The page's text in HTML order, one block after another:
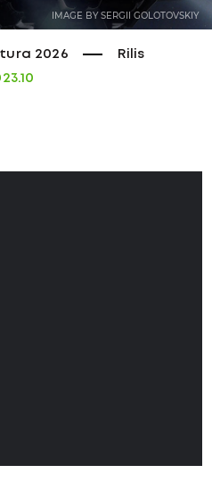
IMAGE BY SERGII GOLOTOVSKIY
2026
Rilis